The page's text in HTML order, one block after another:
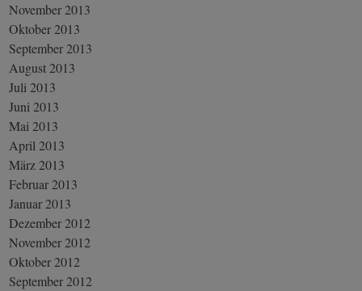
November 2013
Oktober 2013
September 2013
August 2013
Juli 2013
Juni 2013
Mai 2013
April 2013
März 2013
Februar 2013
Januar 2013
Dezember 2012
November 2012
Oktober 2012
September 2012